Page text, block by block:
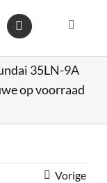
Toggle
35LN-9A
op voorraad
Vorige